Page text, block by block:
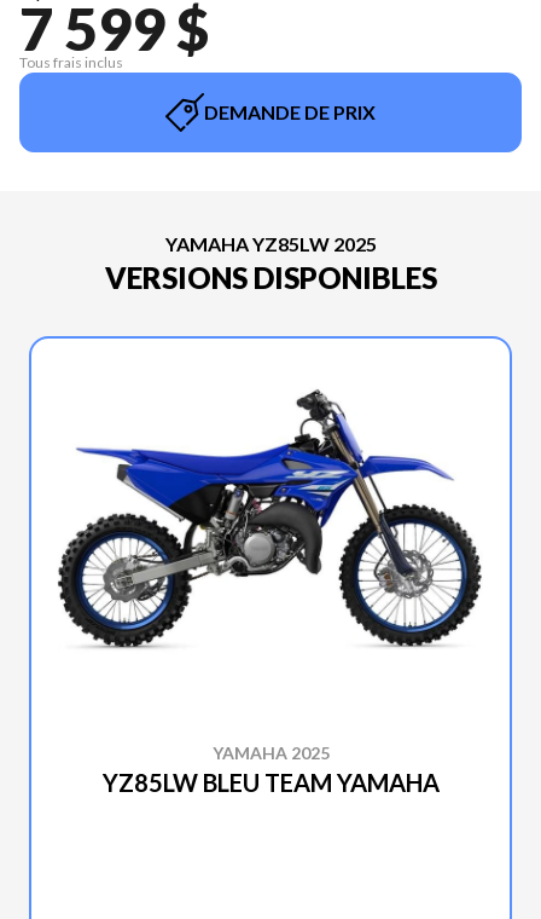
7 599 $
Tous frais inclus
DEMANDE DE PRIX
YAMAHA YZ85LW 2025
VERSIONS DISPONIBLES
YAMAHA 2025
YZ85LW BLEU TEAM YAMAHA